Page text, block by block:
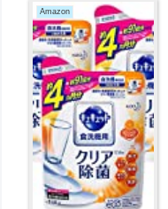
Amazon